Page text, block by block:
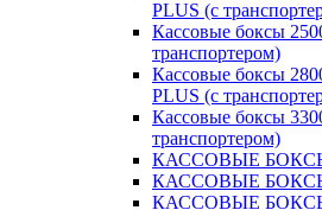
PLUS (с
Кассовые боксы
транспортером)
Кассовые боксы
PLUS (с
Кассовые боксы
транспортером)
КАССОВЫЕ БОКСЫ
КАССОВЫЕ БОКСЫ
КАССОВЫЕ БОКСЫ